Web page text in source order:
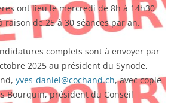
ont lieu le mercredi de 8h à 14h30
raison de 25 à 30 séances par an.
complets sont à envoyer par
2025 au président du Synode,
yves-daniel@cochand.ch, avec copie
Bourquin, président du Conseil